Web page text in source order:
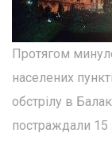
Протягом
населених
обстрілу в
постраждали 15